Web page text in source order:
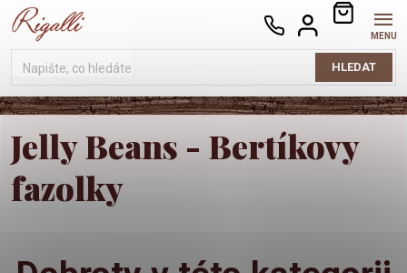
Přejít
na
HLEDAT
NÁKUPNÍ
KOŠÍK
Jelly Beans - Bertíkovy
fazolky